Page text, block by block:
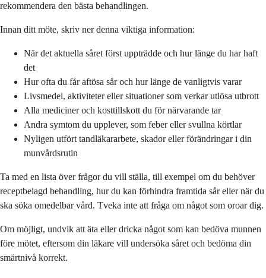
rekommendera den bästa behandlingen.
Innan ditt möte, skriv ner denna viktiga information:
När det aktuella såret först uppträdde och hur länge du har haft
det
Hur ofta du får aftösa sår och hur länge de vanligtvis varar
Livsmedel, aktiviteter eller situationer som verkar utlösa utbrott
Alla mediciner och kosttillskott du för närvarande tar
Andra symtom du upplever, som feber eller svullna körtlar
Nyligen utfört tandläkararbete, skador eller förändringar i din
munvårdsrutin
Ta med en lista över frågor du vill ställa, till exempel om du behöver
receptbelagd behandling, hur du kan förhindra framtida sår eller när du
ska söka omedelbar vård. Tveka inte att fråga om något som oroar dig.
Om möjligt, undvik att äta eller dricka något som kan bedöva munnen
före mötet, eftersom din läkare vill undersöka såret och bedöma din
smärtnivå korrekt.